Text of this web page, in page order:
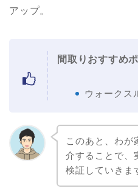
アップ。
間取りおすすめ
ウォークス
このあと、わが
介することで、
検証していきま